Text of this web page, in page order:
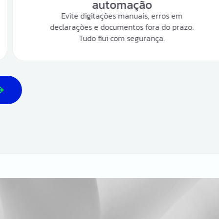
erros em
fora do prazo.
Monitore o e-CAC
pendências
todas as